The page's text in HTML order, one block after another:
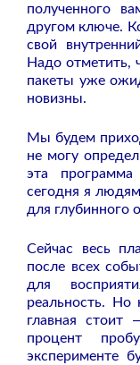
полученного
другом ключе.
свой
Надо отметить,
пакеты уже
новизны.
Мы будем
не могу
эта
сегодня я
для глубинного
Сейчас весь
после всех
для
реальность. Но
главная стоит
процент
эксперименте